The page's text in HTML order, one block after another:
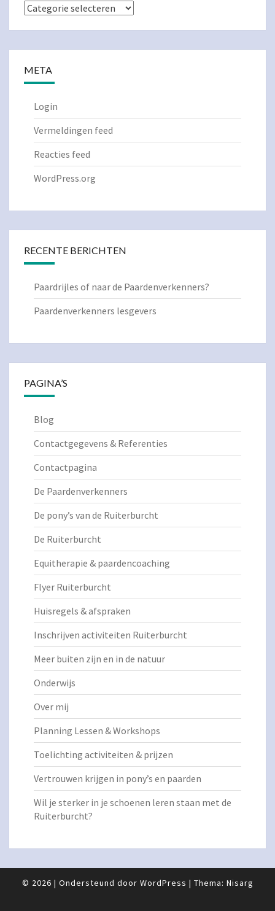
Categorieën
META
Login
Vermeldingen feed
Reacties feed
WordPress.org
RECENTE BERICHTEN
Paardrijles of naar de Paardenverkenners?
Paardenverkenners lesgevers
PAGINA’S
Blog
Contactgegevens & Referenties
Contactpagina
De Paardenverkenners
De pony’s van de Ruiterburcht
De Ruiterburcht
Equitherapie & paardencoaching
Flyer Ruiterburcht
Huisregels & afspraken
Inschrijven activiteiten Ruiterburcht
Meer buiten zijn en in de natuur
Onderwijs
Over mij
Planning Lessen & Workshops
Toelichting activiteiten & prijzen
Vertrouwen krijgen in pony’s en paarden
Wil je sterker in je schoenen leren staan met de
Ruiterburcht?
© 2026 | Ondersteund door WordPress | Thema: Nisarg